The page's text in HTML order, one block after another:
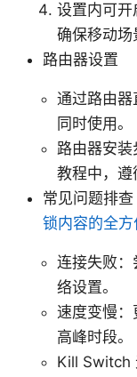
设置内可开
确保移动场
路由器设置
通过路由
同时使用。
路由器安装
教程中，遵
常见问题排查
锁内容的全
连接失败：
络设置。
速度变慢
高峰时段。
Kill Switch